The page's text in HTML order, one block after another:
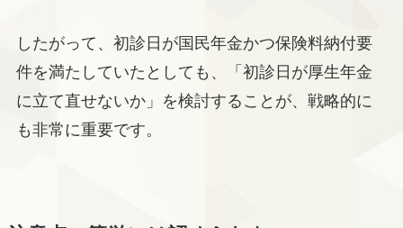
したがって、初診日が国民年金かつ保険料納付要
件を満たしていたとしても、「初診日が厚生年金
に立て直せないか」を検討することが、戦略的に
も非常に重要です。